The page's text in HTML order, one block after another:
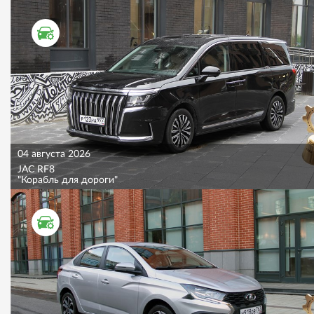
ТЕСТ ДРАЙВ
04 августа 2026
JAC RF8
"Корабль для дороги"
ТЕСТ ДРАЙВ